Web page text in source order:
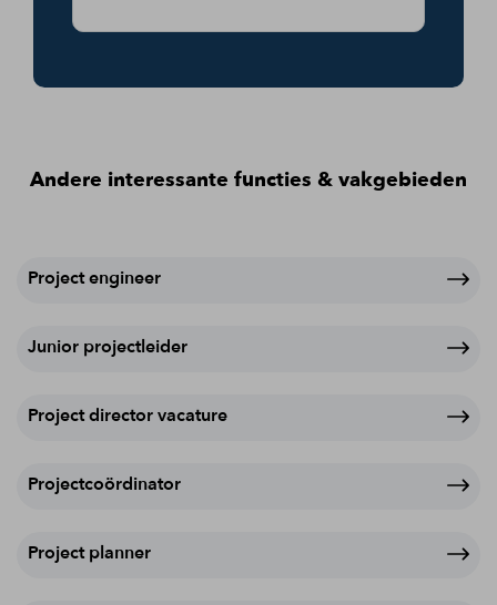
Andere interessante functies & vakgebieden
Project engineer
Junior projectleider
Project director vacature
Projectcoördinator
Project planner